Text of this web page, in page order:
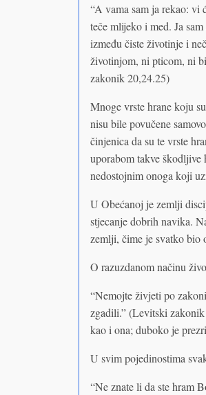
“A vama sam ja rekao:
teče mlijeko i med. Ja
između čiste životinje i
životinjom, ni pticom, ni
zakonik 20,24.25)
Mnoge vrste hrane koju
nisu bile povučene
činjenica da su te vrste
uporabom takve
nedostojnim onoga koji
U Obećanoj je zemlji
stjecanje dobrih navika.
zemlji, čime je svatko bio
O razuzdanom načinu
“Nemojte živjeti po
zgadili.” (Levitski
kao i ona; duboko je
U svim pojedinostima
“Ne znate li da ste hram